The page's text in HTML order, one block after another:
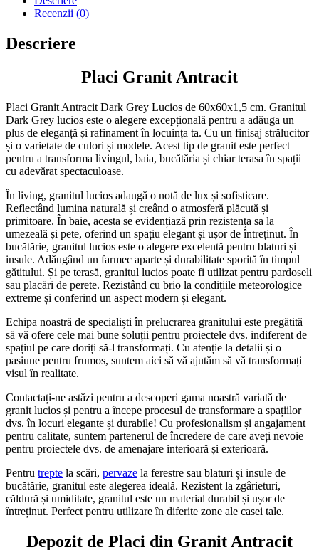
Recenzii (0)
Descriere
Placi Granit Antracit
Placi Granit Antracit Dark Grey Lucios de 60x60x1,5 cm. Granitul
Dark Grey lucios este o alegere excepțională pentru a adăuga un
plus de eleganță și rafinament în locuința ta. Cu un finisaj strălucitor
și o varietate de culori și modele. Acest tip de granit este perfect
pentru a transforma livingul, baia, bucătăria și chiar terasa în spații
cu adevărat spectaculoase.
În living, granitul lucios adaugă o notă de lux și sofisticare.
Reflectând lumina naturală și creând o atmosferă plăcută și
primitoare. În baie, acesta se evidențiază prin rezistența sa la
umezeală și pete, oferind un spațiu elegant și ușor de întreținut. În
bucătărie, granitul lucios este o alegere excelentă pentru blaturi și
insule. Adăugând un farmec aparte și durabilitate sporită în timpul
gătitului. Și pe terasă, granitul lucios poate fi utilizat pentru pardoseli
sau placări de perete. Rezistând cu brio la condițiile meteorologice
extreme și conferind un aspect modern și elegant.
Echipa noastră de specialiști în prelucrarea granitului este pregătită
să vă ofere cele mai bune soluții pentru proiectele dvs. indiferent de
spațiul pe care doriți să-l transformați. Cu atenție la detalii și o
pasiune pentru frumos, suntem aici să vă ajutăm să vă transformați
visul în realitate.
Contactați-ne astăzi pentru a descoperi gama noastră variată de
granit lucios și pentru a începe procesul de transformare a spațiilor
dvs. în locuri elegante și durabile! Cu profesionalism și angajament
pentru calitate, suntem partenerul de încredere de care aveți nevoie
pentru proiectele dvs. de amenajare interioară și exterioară.
Pentru trepte la scări, pervaze la ferestre sau blaturi și insule de
bucătărie, granitul este alegerea ideală. Rezistent la zgârieturi,
căldură și umiditate, granitul este un material durabil și ușor de
întreținut. Perfect pentru utilizare în diferite zone ale casei tale.
Depozit de Placi din Granit Antracit